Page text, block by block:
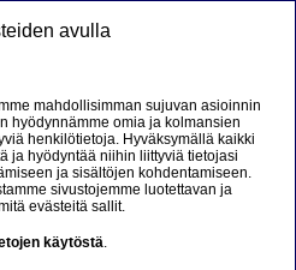
på norsk
|Fortsett til en lignende
avulla
mahdollisimman sujuvan asioinnin
hyödynnämme omia ja kolmansien
henkilötietoja. Hyväksymällä kaikki
ja hyödyntää niihin liittyviä tietojasi
ja sisältöjen kohdentamiseen.
sivustojemme luotettavan ja
evästeitä sallit.
käytöstä.